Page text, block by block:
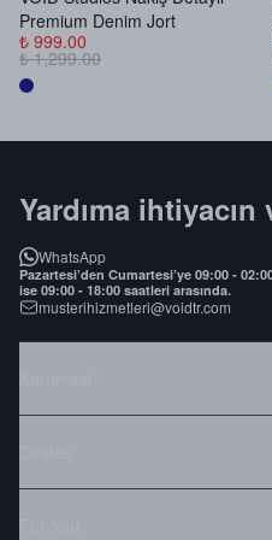
Premium Denim Jort
₺ 999.00
₺ 1,299.00
Yardıma ihtiyacın
WhatsApp
Pazartesi’den Cumartesi’ye 09:00 -
ise 09:00 - 18:00 saatleri arasında.
musterihizmetleri@voidtr.com